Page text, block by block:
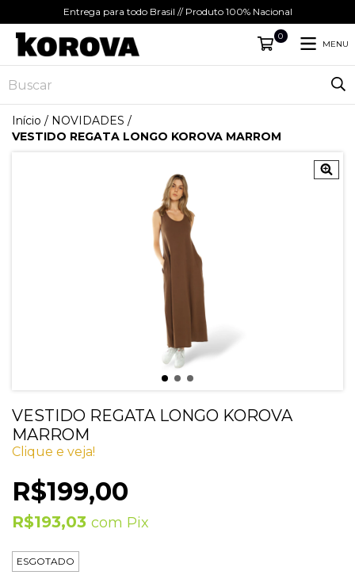
Entrega para todo Brasil // Produto 100% Nacional
0
MENU
Início / NOVIDADES /
VESTIDO REGATA LONGO KOROVA MARROM
VESTIDO REGATA LONGO KOROVA
MARROM
Clique e veja!
R$199,00
R$193,03 com Pix
ESGOTADO